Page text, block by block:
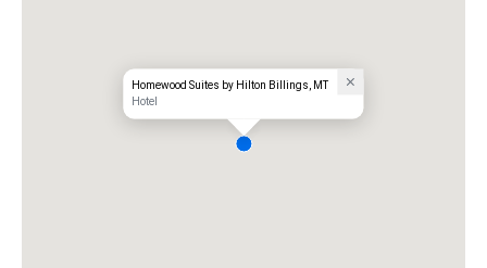
Homewood Suites by Hilton Billings, MT
Hotel